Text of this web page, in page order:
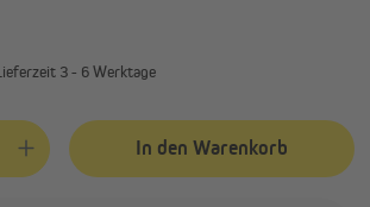
3 - 6 Werktage
Gib den gewünschten Wert ein oder
In den Warenkorb